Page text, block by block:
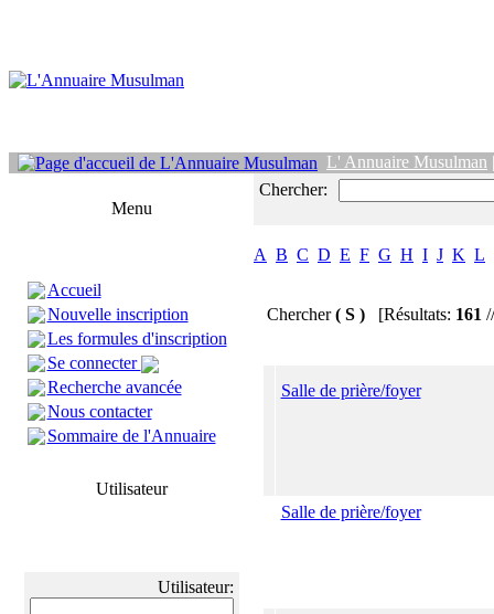
L' Annuaire Musulman
Menu
Accueil
Nouvelle inscription
Les formules d'inscription
Se connecter
Recherche avancée
Nous contacter
Sommaire de l'Annuaire
Utilisateur
Utilisateur:
Chercher:
A B C D E F G H I J K L
Chercher( S ) [Résultats: 161
Salle de prière/foyer
Salle de prière/foyer